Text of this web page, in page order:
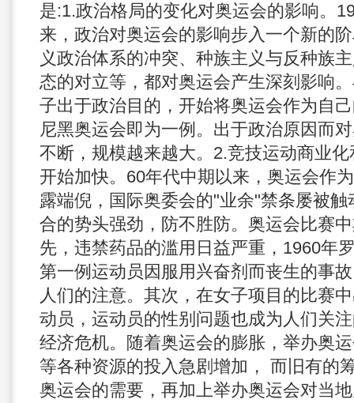
是:1.政治格局的变化对奥运会的影响。
来，政治对奥运会的影响步入一个新的
义政治体系的冲突、种族主义与反种族
态的对立等，都对奥运会产生深刻影响
子出于政治目的，开始将奥运会作为自
尼黑奥运会即为一例。出于政治原因而
不断，规模越来越大。2.竞技运动商业
开始加快。60年代中期以来，奥运会作
露端倪，国际奥委会的"业余"禁条屡被
合的势头强劲，防不胜防。奥运会比赛
先，违禁药品的滥用日益严重，1960年
第一例运动员因服用兴奋剂而丧生的事
人们的注意。其次，在女子项目的比赛
动员，运动员的性别问题也成为人们关
经济危机。随着奥运会的膨胀，举办奥
等各种资源的投入急剧增加， 而旧有的
奥运会的需要，再加上举办奥运会对当